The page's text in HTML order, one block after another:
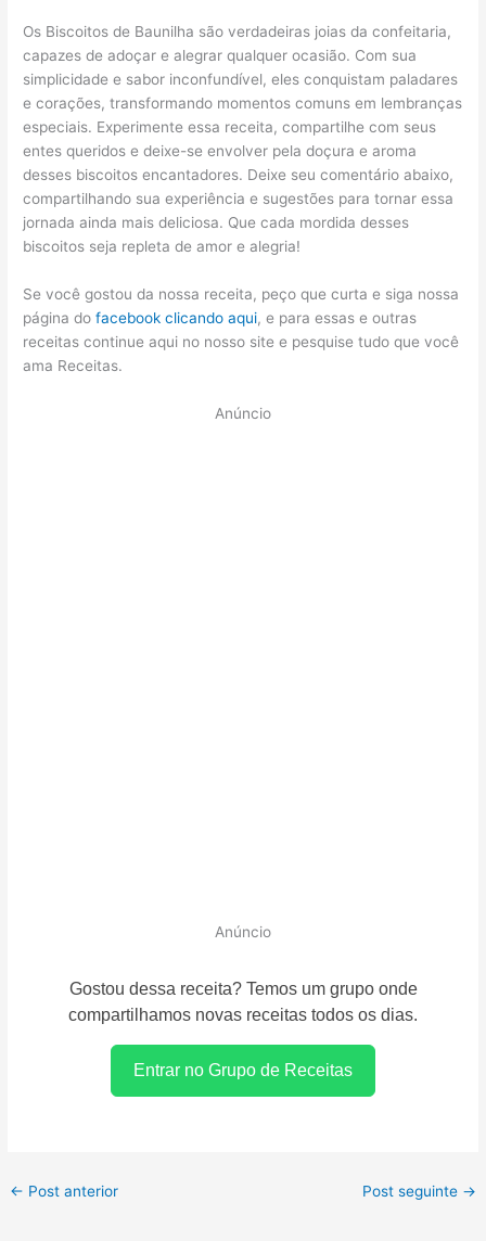
Os Biscoitos de Baunilha são verdadeiras joias da confeitaria,
capazes de adoçar e alegrar qualquer ocasião. Com sua
simplicidade e sabor inconfundível, eles conquistam paladares
e corações, transformando momentos comuns em lembranças
especiais. Experimente essa receita, compartilhe com seus
entes queridos e deixe-se envolver pela doçura e aroma
desses biscoitos encantadores. Deixe seu comentário abaixo,
compartilhando sua experiência e sugestões para tornar essa
jornada ainda mais deliciosa. Que cada mordida desses
biscoitos seja repleta de amor e alegria!
Se você gostou da nossa receita, peço que curta e siga nossa
página dofacebook clicando aqui, e para essas e outras
receitas continue aqui no nosso site e pesquise tudo que você
ama Receitas.
Anúncio
Anúncio
Gostou dessa receita? Temos um grupo onde
compartilhamos novas receitas todos os dias.
Entrar no Grupo de Receitas
← Post anterior Post seguinte →